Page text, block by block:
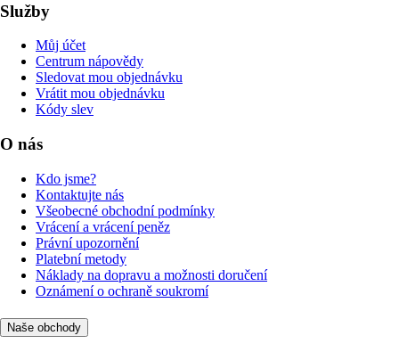
Služby
Můj účet
Centrum nápovědy
Sledovat mou objednávku
Vrátit mou objednávku
Kódy slev
O nás
Kdo jsme?
Kontaktujte nás
Všeobecné obchodní podmínky
Vrácení a vrácení peněz
Právní upozornění
Platební metody
Náklady na dopravu a možnosti doručení
Oznámení o ochraně soukromí
Naše obchody